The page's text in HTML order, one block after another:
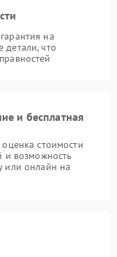
на
что
и бесплатная
стоимости
и возможность
или онлайн на